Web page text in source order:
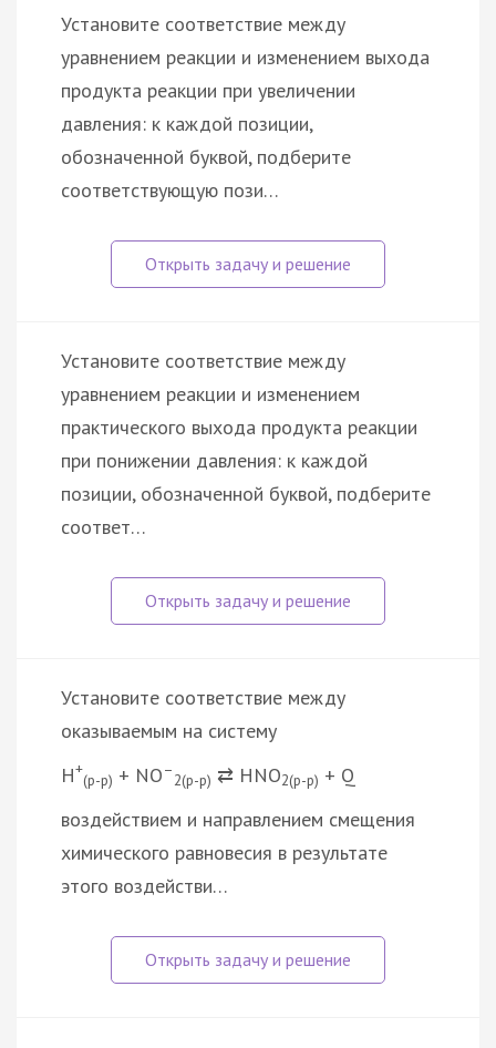
Установите соответствие между
уравнением реакции и изменением выхода
продукта реакции при увеличении
давления: к каждой позиции,
обозначенной буквой, подберите
соответствующую пози…
Установите соответствие между
уравнением реакции и изменением
практического выхода продукта реакции
при понижении давления: к каждой
позиции, обозначенной буквой, подберите
соответ…
Установите соответствие между
оказываемым на систему
H+
(р-р) + NO–
2(р-р) ⇄ HNO2(р-р) + Q
воздействием и направлением смещения
химического равновесия в результате
этого воздействи…